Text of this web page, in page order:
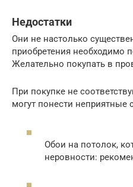
Недостатки
Они не настолько
приобретения необходимо
Желательно покупать в
При покупке не
могут понести неприятные
Обои на потолок,
неровности: